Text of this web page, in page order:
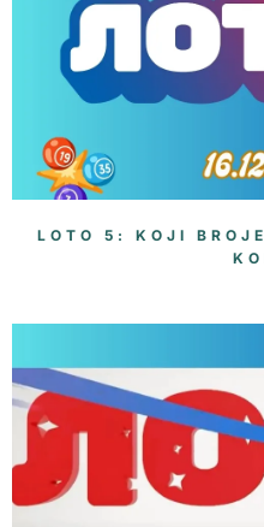
LOTO 5: KOJI